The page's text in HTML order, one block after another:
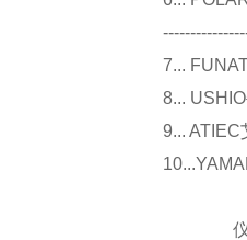
7...
8...
9...
仪器